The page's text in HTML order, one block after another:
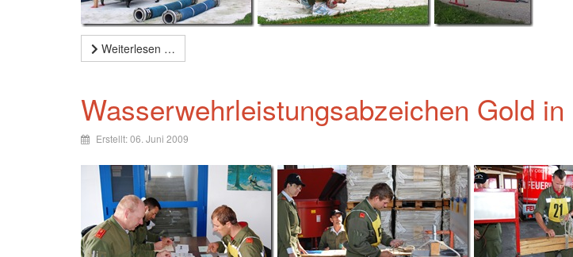
Weiterlesen …
Wasserwehrleistungsabzeichen Gold
Erstellt: 06. Juni 2009